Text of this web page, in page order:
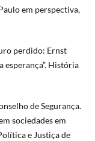
em perspectiva,
perdido: Ernst
esperança”. História
de Segurança.
sociedades em
e Justiça de